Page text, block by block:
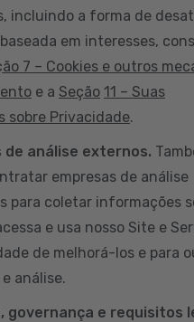
incluindo a forma de
em interesses,
7 – Cookies e outros
e a Seção 11 – Suas
sobre Privacidade.
de análise externos.
empresas de análise
para coletar informações
e usa nosso Site e
de melhorá-los e para
análise.
governança e requisitos